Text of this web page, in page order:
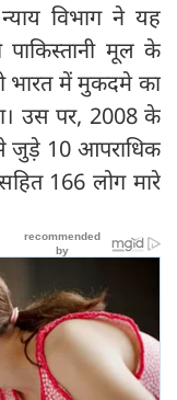
विभाग ने यह
पाकिस्तानी मूल के
भारत में मुकदमे का
उस पर, 2008 के
जुड़े 10 आपराधिक
166 लोग मारे